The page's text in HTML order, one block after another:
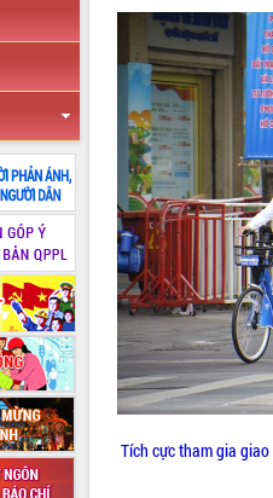
Tích cực tham gia